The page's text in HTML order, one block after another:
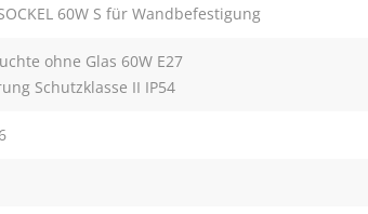
60W S für Wandbefestigung
ohne Glas 60W E27
Schutzklasse II IP54